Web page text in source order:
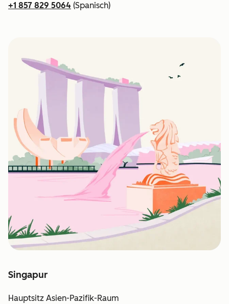
+1 857 829 5064 (Spanisch)
Singapur
Hauptsitz Asien-Pazifik-Raum